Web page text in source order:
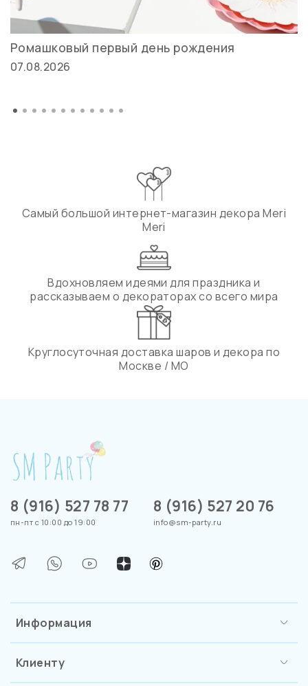
Ромашковый первый день рождения
07.08.2026
Самый большой интернет-магазин декора Meri
Meri
Вдохновляем идеями для праздника и
рассказываем о декораторах со всего мира
Круглосуточная доставка шаров и декора по
Москве / МО
Информация
Клиенту
8 (916) 527 78 77
пн-пт с 10:00 до 19:00
8 (916) 527 20 76
info@sm-party.ru